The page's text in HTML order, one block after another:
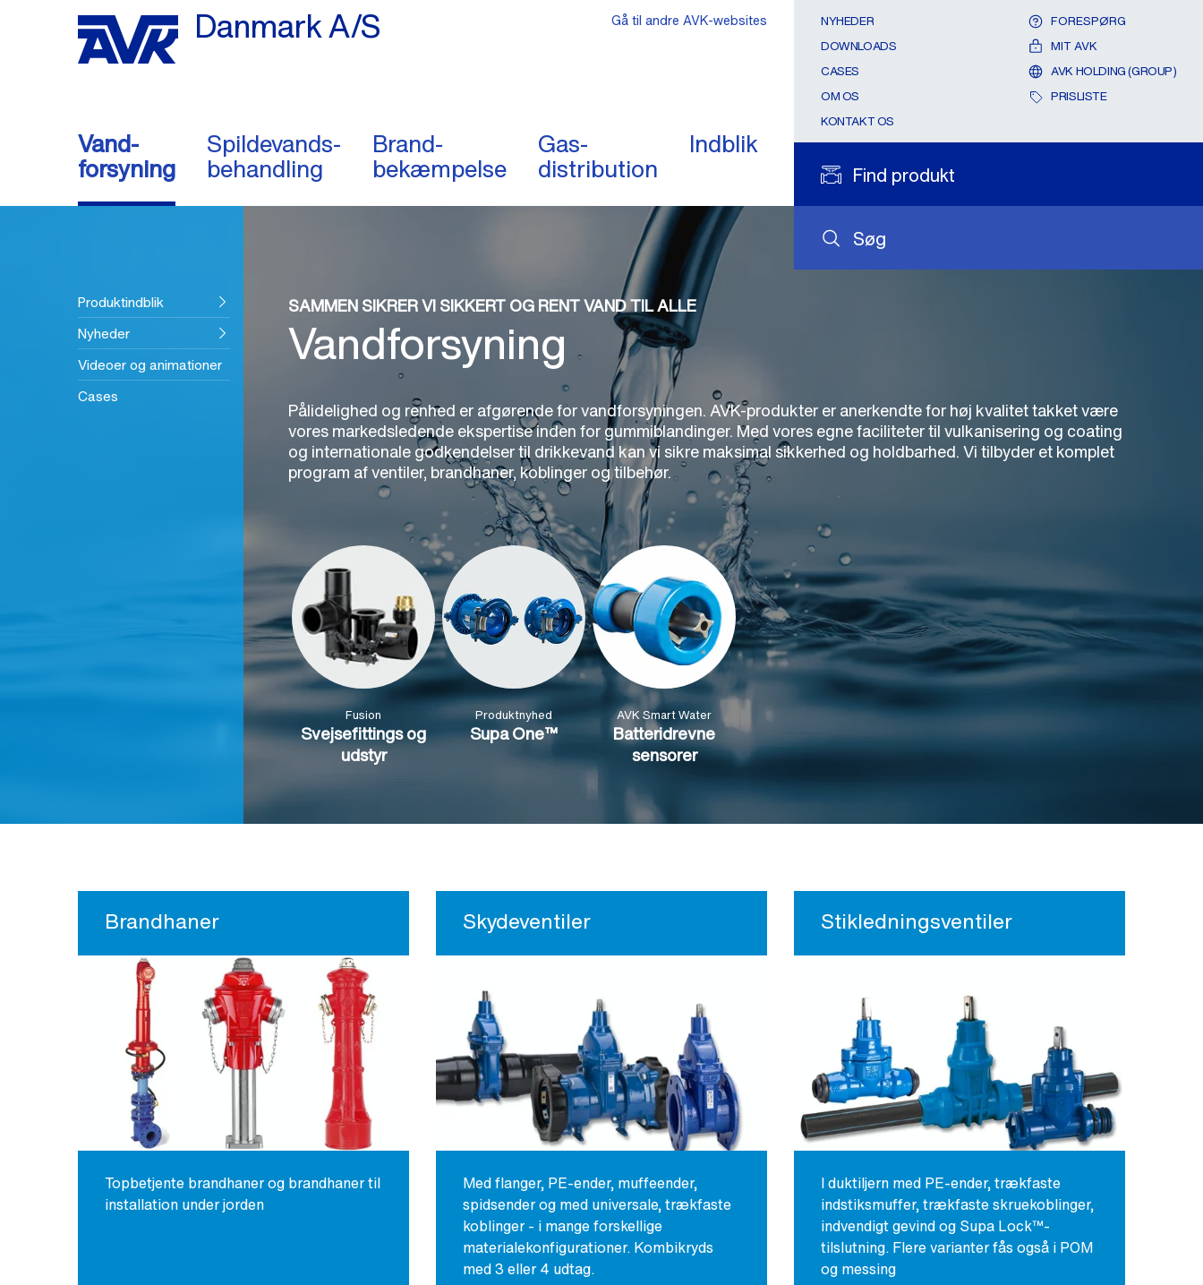
Danmark A/S
Vand-
forsyning
Spildevands-
behandling
Brand-
bekæmpelse
Gas-
distribution
Indblik
Søg
Find produkt
NYHEDER
DOWNLOADS
CASES
OM OS
KONTAKT OS
FORESPØRG
MIT AVK
AVK HOLDING (GROUP)
PRISLISTE
Gå til andre AVK-websites
Produktindblik
Nyheder
Videoer og animationer
Cases
SAMMEN SIKRER VI SIKKERT OG RENT VAND TIL ALLE
Vandforsyning
Pålidelighed og renhed er afgørende for vandforsyningen. AVK-produkter er anerkendte for høj kvalitet takket være
vores markedsledende ekspertise inden for gummiblandinger. Med vores egne faciliteter til vulkanisering og coating
og internationale godkendelser til drikkevand kan vi sikre maksimal sikkerhed og holdbarhed. Vi tilbyder et komplet
program af ventiler, brandhaner, koblinger og tilbehør.
Fusion
Svejsefittings og
udstyr
Produktnyhed
Supa One™
AVK Smart Water
Batteridrevne
sensorer
Brandhaner
Topbetjente brandhaner og brandhaner til
installation under jorden
Skydeventiler
Med flanger, PE-ender, muffeender,
spidsender og med universale, trækfaste
koblinger - i mange forskellige
materialekonfigurationer. Kombikryds
med 3 eller 4 udtag.
Stikledningsventiler
I duktiljern med PE-ender, trækfaste
indstiksmuffer, trækfaste skruekoblinger,
indvendigt gevind og Supa Lock™-
tilslutning. Flere varianter fås også i POM
og messing